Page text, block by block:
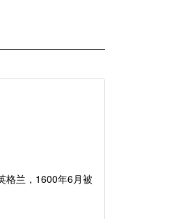
格兰，1600年6月被